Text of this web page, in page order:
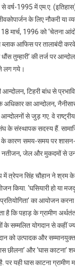
वर्ष-1995 में एम.ए.
के लिए नौकरी या
मार्च, 1996 को ‘चेतना
ब्लाक आफिस पर तालाबंदी
तुम्हारी’ की तर्ज पर
लग गये।
टिहरी बांध से
अधिकार का आन्दोलन,
से जुड़ गए. वे
संघ के संस्थापक सदस्य हैं.
के कारण समय-समय पर
नतीजन, जेल और मुकदमों से
में त्रेपन सिंह चौहान ने श्रम
किया. ‘घसियारी हो या
प्रतियोगिता’ का आयोजन
है कि पहाड़ के ग्रामीण
सम्मलित योगदान से कहीं
को उत्पादक और
छीलना’ और ‘घास काटना’
पर यही घास काटना